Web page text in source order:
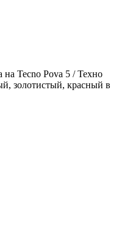
Tecno Pova 5 / Техно
золотистый, красный в